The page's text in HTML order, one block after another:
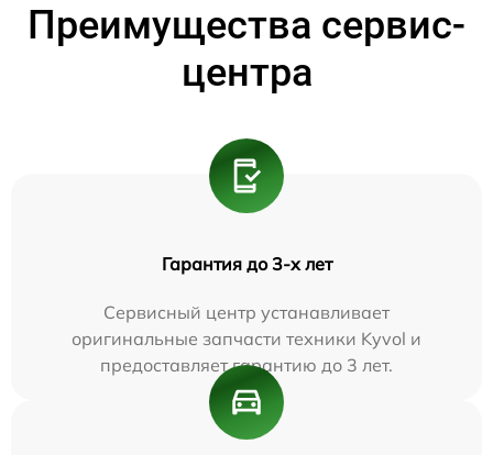
Преимущества сервис-
центра
Гарантия до 3-х лет
Сервисный центр устанавливает
оригинальные запчасти техники Kyvol и
предоставляет гарантию до 3 лет.